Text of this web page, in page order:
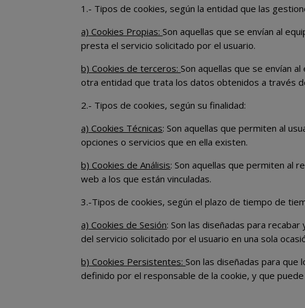
1.- Tipos de cookies, según la entidad que las
a) Cookies Propias: Son aquellas que se envían al
presta el servicio solicitado por el usuario.
b) Cookies de terceros: Son aquellas que se envían
otra entidad que trata los datos obtenidos a través
2.- Tipos de cookies, según su finalidad:
a) Cookies Técnicas: Son aquellas que permiten al
opciones o servicios que en ella existen.
b) Cookies de Análisis: Son aquellas que permiten al
web a los que están vinculadas.
3.-Tipos de cookies, según el plazo de tiempo de
a) Cookies de Sesión: Son las diseñadas para
del servicio solicitado por el usuario en una sola
b) Cookies Persistentes: Son las diseñadas para
definido por el responsable de la cookie, y que